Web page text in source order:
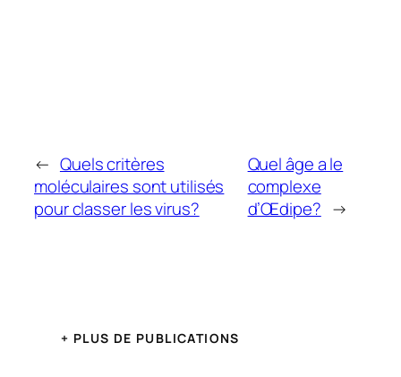
← Quels critères
moléculaires sont utilisés
pour classer les virus?
Quel âge a le
complexe
d’Œdipe? →
+ PLUS DE PUBLICATIONS